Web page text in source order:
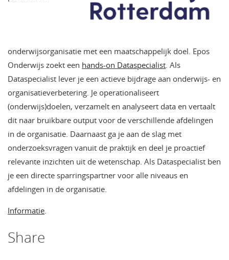
onderwijsorganisatie met een maatschappelijk doel. Epos
Onderwijs zoekt een hands-on Dataspecialist. Als
Dataspecialist lever je een actieve bijdrage aan onderwijs- en
organisatieverbetering. Je operationaliseert
(onderwijs)doelen, verzamelt en analyseert data en vertaalt
dit naar bruikbare output voor de verschillende afdelingen
in de organisatie. Daarnaast ga je aan de slag met
onderzoeksvragen vanuit de praktijk en deel je proactief
relevante inzichten uit de wetenschap. Als Dataspecialist ben
je een directe sparringspartner voor alle niveaus en
afdelingen in de organisatie.
Informatie.
Share